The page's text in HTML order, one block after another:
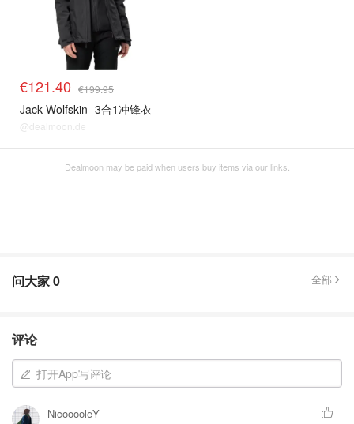
€121.40 €199.95
Jack Wolfskin 3合1冲锋衣
@dealmoon.de
Dealmoon may be paid when users buy items via our links.
问大家0 全部
评论
打开App写评论
NicooooleY